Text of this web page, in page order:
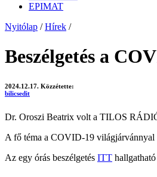
EPIMAT
Nyitólap / Hírek /
Beszélgetés a
2024.12.17. Közzétette:
bilicsedit
Dr. Oroszi Beatrix volt a TILOS
A fő téma a COVID-19 világjárvánnyal
Az egy órás beszélgetés ITT